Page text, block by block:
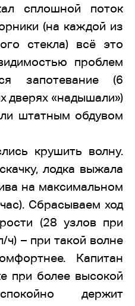
сплошной поток
(на каждой из
стекла) всё это
проблем
запотевание (6
дверях «надышали»)
штатным обдувом
крушить волну.
лодка выжала
на максимальном
Сбрасываем ход
(28 узлов при
ч) – при такой волне
Капитан
при более высокой
держит